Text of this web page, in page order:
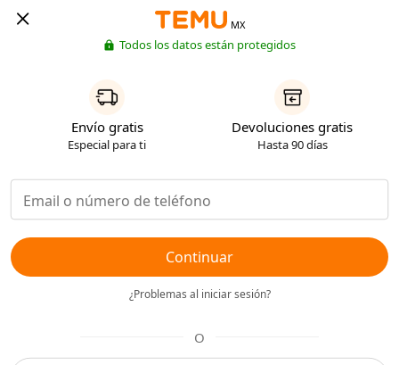
MX
Todos los datos están protegidos
Envío gratis
Especial para ti
Devoluciones gratis
Hasta 90 días
Continuar
¿Problemas al iniciar sesión?
O